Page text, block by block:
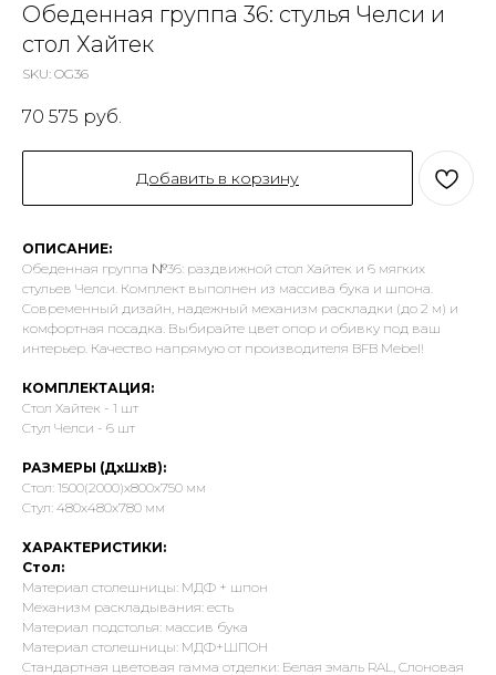
Обеденная группа 36: стулья Челси и
стол Хайтек
SKU: OG36
70 575 руб.
Добавить в корзину
ОПИСАНИЕ:
Обеденная группа №36: раздвижной стол Хайтек и 6 мягких
стульев Челси. Комплект выполнен из массива бука и шпона.
Современный дизайн, надежный механизм раскладки (до 2 м) и
комфортная посадка. Выбирайте цвет опор и обивку под ваш
интерьер. Качество напрямую от производителя BFB Mebel!
КОМПЛЕКТАЦИЯ:
Стол Хайтек - 1 шт
Стул Челси - 6 шт
РАЗМЕРЫ (ДхШхВ):
Стол: 1500(2000)х800х750 мм
Стул: 480х480х780 мм
ХАРАКТЕРИСТИКИ:
Стол:
Материал столешницы: МДФ + шпон
Механизм раскладывания: есть
Материал подстолья: массив бука
Материал столешницы: МДФ+ШПОН
Стандартная цветовая гамма отделки: Белая эмаль RAL, Слоновая